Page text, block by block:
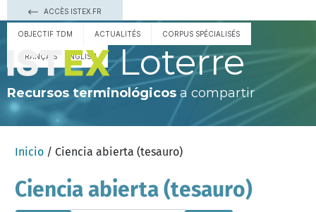
ACCÈS ISTEX.FR
OBJECTIF TDM ACTUALITÉS CORPUS SPÉCIALISÉS
FRANÇAIS ENGLISH Loterre
Recursos terminológicos a compartir
Inicio / Ciencia abierta (tesauro)
Ciencia abierta (tesauro)